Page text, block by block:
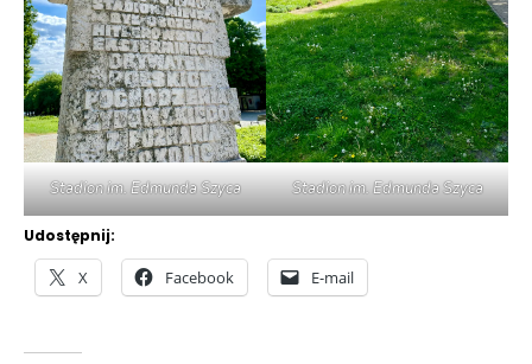
Stadion im. Edmunda Szyca Stadion im. Edmunda Szyca
Udostępnij:
X Facebook E-mail